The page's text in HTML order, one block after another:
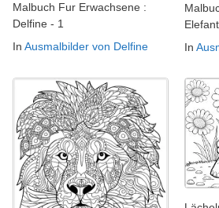
Malbuch Fur Erwachsene :
Delfine - 1
In Ausmalbilder von Delfine
In